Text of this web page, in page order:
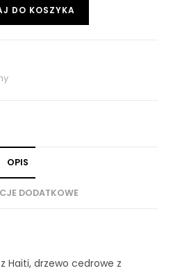
DO KOSZYKA
OPIS
DODATKOWE
Haiti, drzewo cedrowe z